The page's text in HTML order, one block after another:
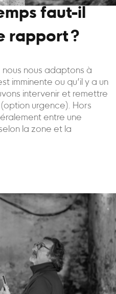
faut-il
rapport ?
nous nous adaptons à
imminente ou qu’il y a un
intervenir et remettre
urgence). Hors
entre une
la zone et la